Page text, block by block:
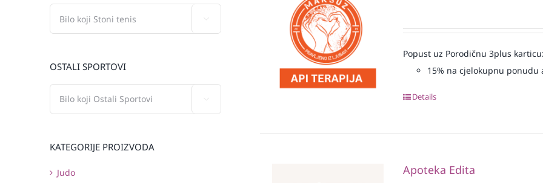
Popust uz Porodičnu 3plus
15% na cjelokupnu ponudu
Details
Apoteka Edita
OSTALI SPORTOVI
KATEGORIJE PROIZVODA
Judo